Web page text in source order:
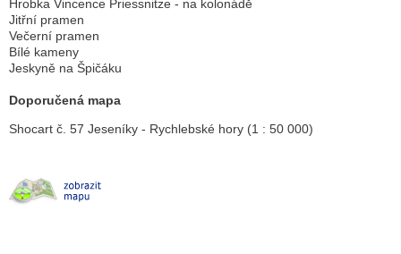
Hrobka Vincence Priessnitze - na kolonádě
Jitřní pramen
Večerní pramen
Bílé kameny
Jeskyně na Špičáku
Doporučená mapa
Shocart č. 57 Jeseníky - Rychlebské hory (1 : 50 000)